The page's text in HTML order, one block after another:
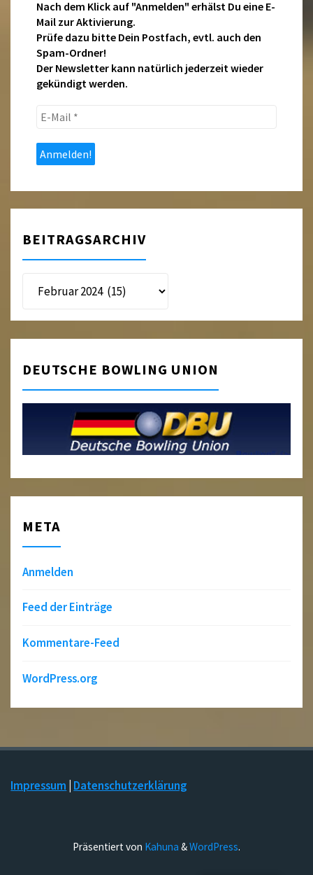
Nach dem Klick auf "Anmelden" erhälst Du eine E-
Mail zur Aktivierung.
Prüfe dazu bitte Dein Postfach, evtl. auch den
Spam-Ordner!
Der Newsletter kann natürlich jederzeit wieder
gekündigt werden.
E-
*
BEITRAGSARCHIV
Beitragsarchiv
DEUTSCHE BOWLING UNION
META
Anmelden
Feed der Einträge
Kommentare-Feed
WordPress.org
Impressum | Datenschutzerklärung
Präsentiert von Kahuna &WordPress.